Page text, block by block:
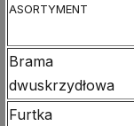
ASORTYMENT
Brama
dwuskrzydłowa
Furtka